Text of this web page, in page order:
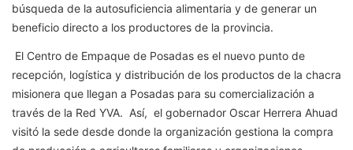
búsqueda de la autosuficiencia alimentaria y de generar un
beneficio directo a los productores de la provincia.
El Centro de Empaque de Posadas es el nuevo punto de
recepción, logística y distribución de los productos de la chacra
misionera que llegan a Posadas para su comercialización a
través de la Red YVA. Así, el gobernador Oscar Herrera Ahuad
visitó la sede desde donde la organización gestiona la compra